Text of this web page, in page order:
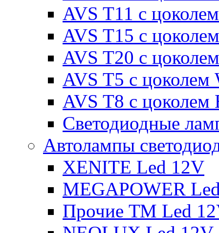
AVS T11 с
AVS T15 с
AVS T20 с
AVS T5 с цоколем
AVS T8 с цоколем
Светодиодные
Автолампы
XENITE Led 12V
MEGAPOWER
Прочие ТМ Led